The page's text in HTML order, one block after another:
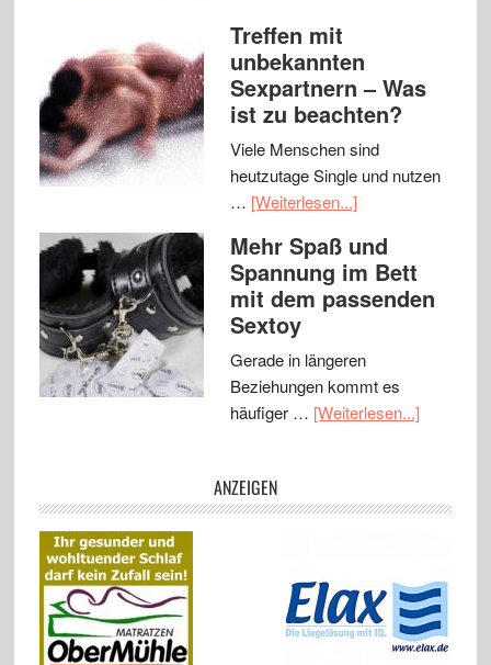
Treffen mit
unbekannten
Sexpartnern – Was
ist zu beachten?
Viele Menschen sind
heutzutage Single und nutzen
… [Weiterlesen...]
Mehr Spaß und
Spannung im Bett
mit dem passenden
Sextoy
Gerade in längeren
Beziehungen kommt es
häufiger … [Weiterlesen...]
ANZEIGEN